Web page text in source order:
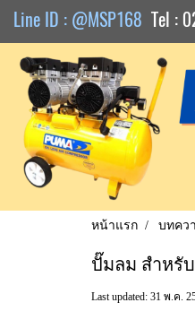
Line ID : @MSP168 Tel :
หน้าแรก บทคว
ปั๊มลม สำหรั
Last updated: 31 พ.ค.